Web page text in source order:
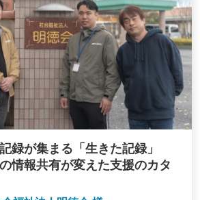
録が集まる「生きた記録」
情報共有が変えた支援のカタ